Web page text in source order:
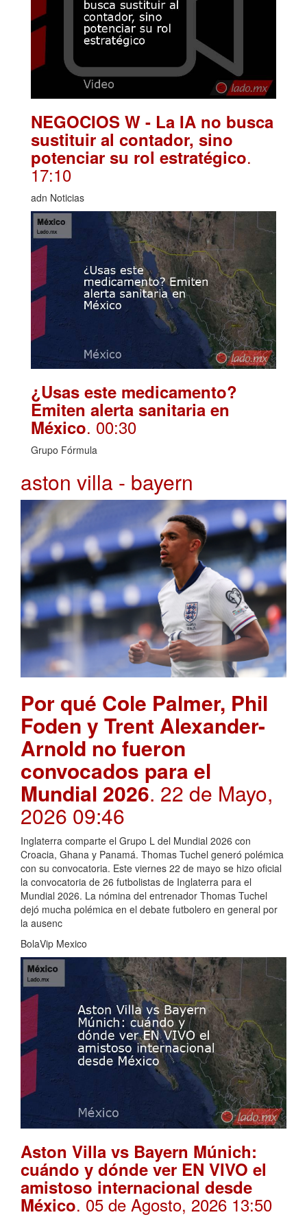
NEGOCIOS W - La IA no busca
sustituir al contador, sino
potenciar su rol estratégico.
17:10
adn Noticias
¿Usas este medicamento?
Emiten alerta sanitaria en
México. 00:30
Grupo Fórmula
aston villa - bayern
Por qué Cole Palmer, Phil
Foden y Trent Alexander-
Arnold no fueron
convocados para el
Mundial 2026. 22 de Mayo,
2026 09:46
Inglaterra comparte el Grupo L del Mundial 2026 con
Croacia, Ghana y Panamá. Thomas Tuchel generó polémica
con su convocatoria. Este viernes 22 de mayo se hizo oficial
la convocatoria de 26 futbolistas de Inglaterra para el
Mundial 2026. La nómina del entrenador Thomas Tuchel
dejó mucha polémica en el debate futbolero en general por
la ausenc
BolaVip Mexico
Aston Villa vs Bayern Múnich:
cuándo y dónde ver EN VIVO el
amistoso internacional desde
México. 05 de Agosto, 2026 13:50